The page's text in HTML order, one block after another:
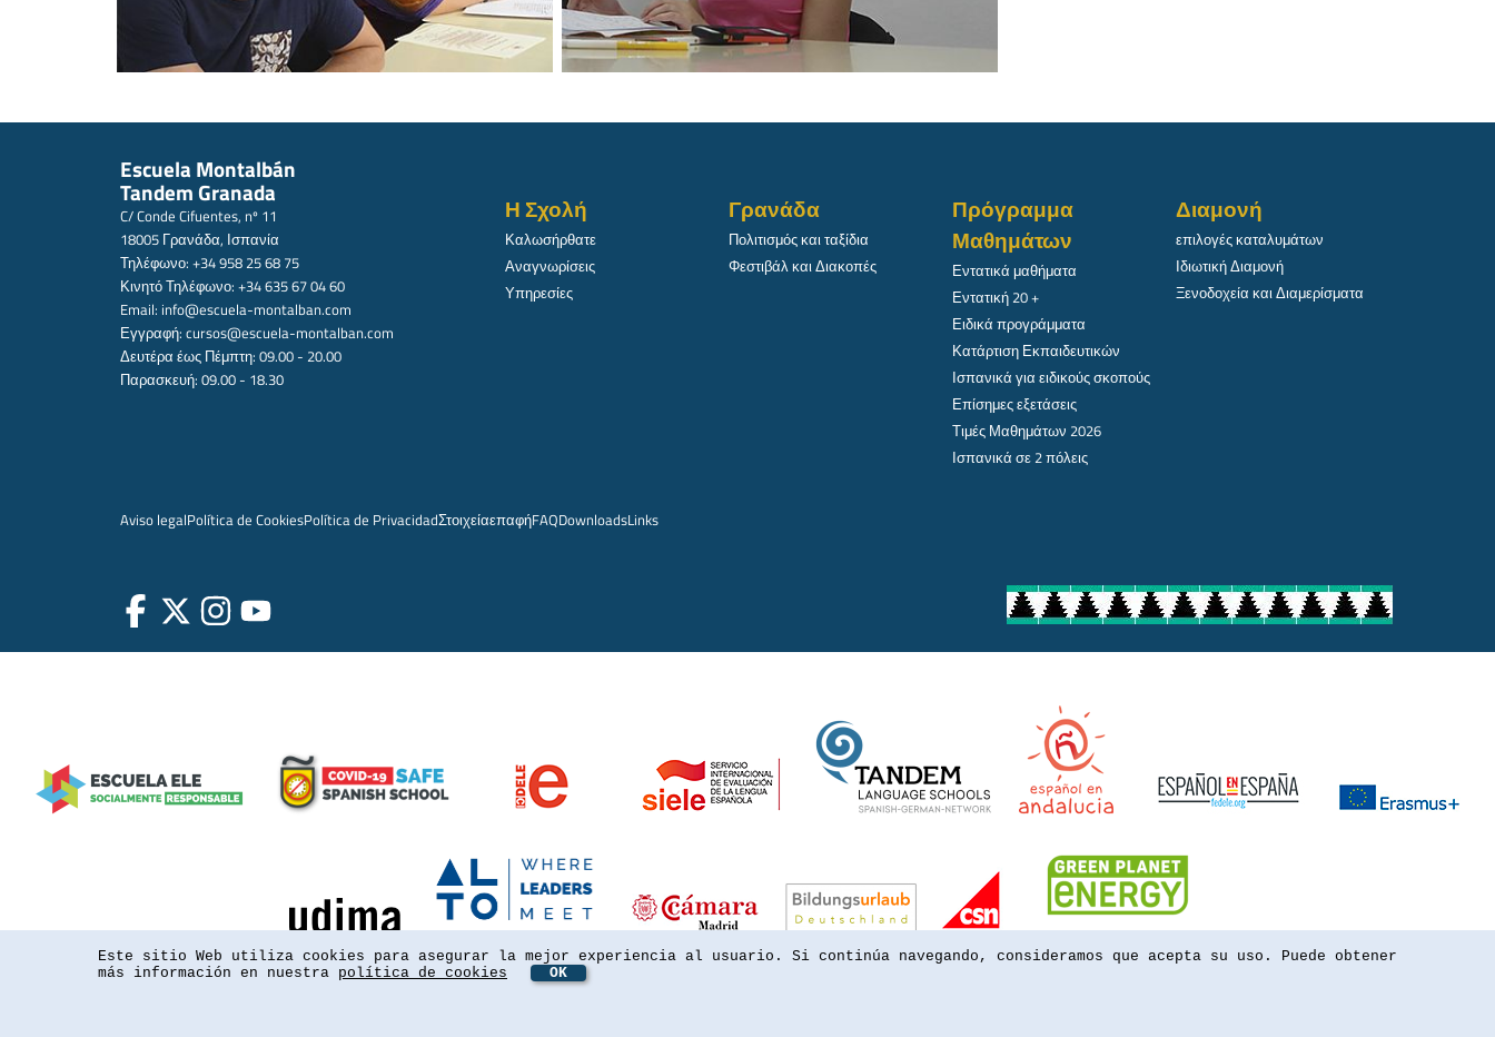
Escuela Montalbán
Tandem Granada
C/ Conde Cifuentes, nº 11
18005 Γρανάδα, Ισπανία
Τηλέφωνο: +34 958 25 68 75
Κινητό Τηλέφωνο: +34 635 67 04 60
Email: info@escuela-montalban.com
Εγγραφή: cursos@escuela-montalban.com
Δευτέρα έως Πέμπτη: 09.00 - 20.00
Παρασκευή: 09.00 - 18.30
Η Σχολή
Καλωσήρθατε
Αναγνωρίσεις
Υπηρεσίες
Γρανάδα
Πολιτισμός και ταξίδια
Φεστιβάλ και Διακοπές
Πρόγραμμα
Μαθημάτων
Εντατικά μαθήματα
Εντατική 20 +
Ειδικά προγράμματα
Κατάρτιση Εκπαιδευτικών
Ισπανικά για ειδικούς σκοπούς
Επίσημες εξετάσεις
Τιμές Μαθημάτων 2026
Ισπανικά σε 2 πόλεις
Διαμονή
επιλογές καταλυμάτων
Ιδιωτική Διαμονή
Ξενοδοχεία και Διαμερίσματα
Aviso legalPolítica de CookiesPolítica de PrivacidadΣτοιχείαεπαφήFAQDownloadsLinks
Este sitio Web utiliza cookies para asegurar la mejor experiencia al usuario. Si continúa navegando, consideramos que acepta su uso. Puede obtener
más información en nuestra política de cookies OK